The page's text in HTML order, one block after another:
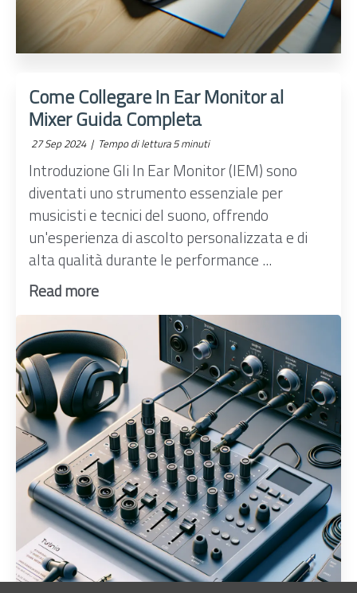
Come Collegare In Ear Monitor al
Mixer Guida Completa
27 Sep 2024 | Tempo di lettura 5 minuti
Introduzione Gli In Ear Monitor (IEM) sono
diventati uno strumento essenziale per
musicisti e tecnici del suono, offrendo
un'esperienza di ascolto personalizzata e di
alta qualità durante le performance ...
Read more